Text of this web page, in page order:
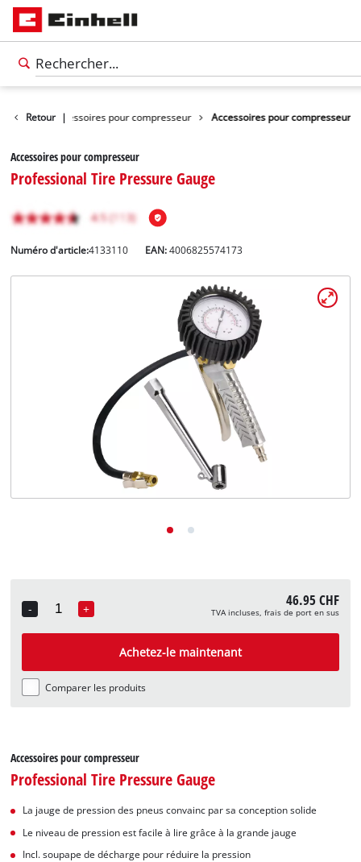
Retour |
Accessoires pour compresseur Accessoires pour compresseur
Accessoires pour compresseur
Professional Tire Pressure Gauge
Numéro d'article:4133110 EAN:4006825574173
-
Quantity
+ 46.95 CHF
TVA incluses, frais de port en sus
Achetez-le maintenant
Comparer les produits
Accessoires pour compresseur
Professional Tire Pressure Gauge
La jauge de pression des pneus convainc par sa conception solide
Le niveau de pression est facile à lire grâce à la grande jauge
Incl. soupape de décharge pour réduire la pression